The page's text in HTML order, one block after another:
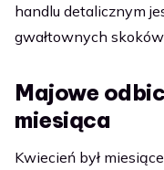
handlu detalicznym
gwałtownych
Majowe
miesiąca
Kwiecień był